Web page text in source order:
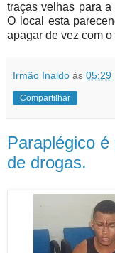
traças velhas para
O local esta
apagar de vez com
Irmão Inaldo às 05:29
Compartilhar
Paraplégico
de drogas.